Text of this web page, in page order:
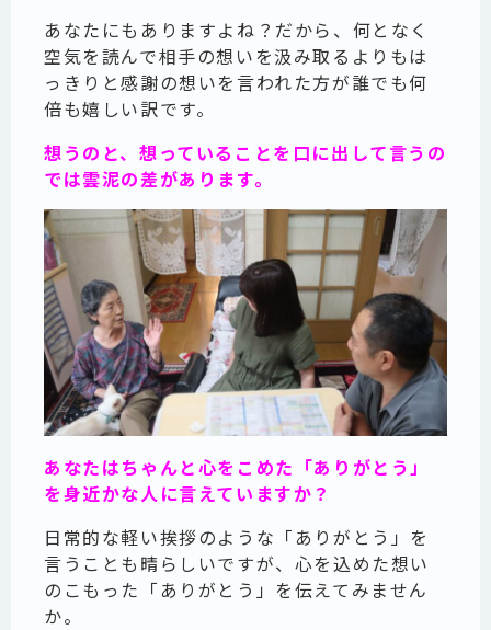
あなたにもありますよね？だから、何となく
空気を読んで相手の想いを汲み取るよりもは
っきりと感謝の想いを言われた方が誰でも何
倍も嬉しい訳です。
想うのと、想っていることを口に出して言うの
では雲泥の差があります。
あなたはちゃんと心をこめた「ありがとう」
を身近かな人に言えていますか？
日常的な軽い挨拶のような「ありがとう」を
言うことも晴らしいですが、心を込めた想い
のこもった「ありがとう」を伝えてみません
か。